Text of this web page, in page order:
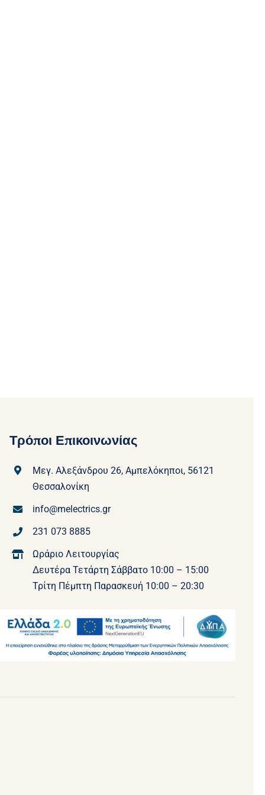
Τρόποι Επικοινωνίας
Μεγ. Αλεξάνδρου 26, Αμπελόκηποι, 56121
Θεσσαλονίκη
info@melectrics.gr
231 073 8885
Ωράριο Λειτουργίας
Δευτέρα Τετάρτη Σάββατο 10:00 – 15:00
Τρίτη Πέμπτη Παρασκευή 10:00 – 20:30